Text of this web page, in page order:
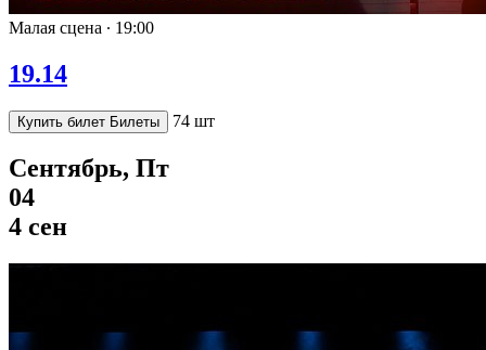
Малая сцена ∙ 19:00
19.14
Купить билет Билеты 74 шт
Сентябрь, Пт
04
4 сен